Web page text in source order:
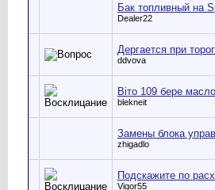
Бак топливный на
Dealer22
Дергается при
ddvova
Віто 109 бере масло
blekneit
Замены блока
zhigadlo
Подскажите по
Vigor55